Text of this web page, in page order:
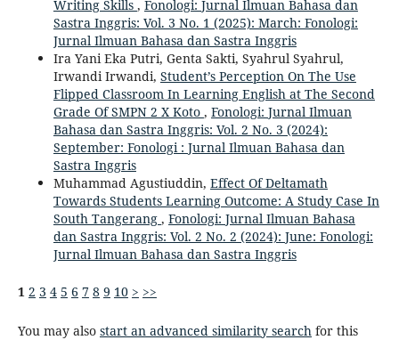
Writing Skills , Fonologi: Jurnal Ilmuan Bahasa dan
Sastra Inggris: Vol. 3 No. 1 (2025): March: Fonologi:
Jurnal Ilmuan Bahasa dan Sastra Inggris
Ira Yani Eka Putri, Genta Sakti, Syahrul Syahrul,
Irwandi Irwandi, Student’s Perception On The Use
Flipped Classroom In Learning English at The Second
Grade Of SMPN 2 X Koto , Fonologi: Jurnal Ilmuan
Bahasa dan Sastra Inggris: Vol. 2 No. 3 (2024):
September: Fonologi : Jurnal Ilmuan Bahasa dan
Sastra Inggris
Muhammad Agustiuddin, Effect Of Deltamath
Towards Students Learning Outcome: A Study Case In
South Tangerang , Fonologi: Jurnal Ilmuan Bahasa
dan Sastra Inggris: Vol. 2 No. 2 (2024): June: Fonologi:
Jurnal Ilmuan Bahasa dan Sastra Inggris
1 2 3 4 5 6 7 8 9 10 > >>
You may also start an advanced similarity search for this